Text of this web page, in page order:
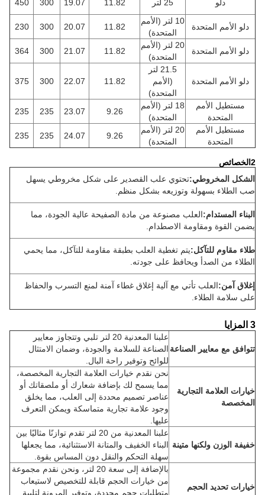
دلو 25 لتر 11.82
19.07
300
450
دلو الأمم المتحدة
10 لتر (الأمم
المتحدة)
11.82
20.07
300
230
دلو الأمم المتحدة
20 لتر (الأمم
المتحدة)
11.82
21.07
300
364
دلو الأمم المتحدة
21.5 لتر
(الأمم
المتحدة)
11.82
22.07
300
375
مستطيل الأمم
المتحدة
18 لتر (الأمم
المتحدة)
9.26
23.07
235
235
مستطيل الأمم
المتحدة
20 لتر (الأمم
المتحدة)
9.26
24.07
235
235
2الخصائص
الشكل المخروطي:تحتوي علب القصدير على شكل مخروطي يسهل
صب الطلاء بسهولة وتوزيعه بشكل منظم.
البناء المستدام:العلب مصنوعة من مادة الصفيحة عالية الجودة، مما
يضمن القوة ومقاومة الاصطدام.
طلاء مقاوم للتآكل:يتم تغطية العلب بطبقة مقاومة للتآكل، مما يحمي
الطلاء من الصدأ ويحافظ على جودته.
إغلاق آمن:العلب تأتي مع آلية إغلاق غطاء آمنة لمنع التسرب والحفاظ
على سلامة الطلاء.
3 المزايا
تتوافق مع معايير الصناعة
علبنا المعدنية 20 لتر تلبي وتتجاوز معايير
الصناعة للسلامة والجودة، وضمان الامتثال
للوائح وتوفير راحة البال.
خيارات العلامة التجارية
المخصصة
نحن نقدم خيارات العلامة التجارية المخصصة،
مما يسمح لك بإضافة شعارك أو ملصقاتك أو
عناصر تصميم محددة إلى العلب، مما يخلق
وجود علامة تجارية متماسكة ويمكن التعرف
عليها.
خفيفة الوزن ولكنها متينة
علبنا المعدنية من 20 لتر تقدم توازنًا مثاليًا بين
البناء الخفيف والمتانة الاستثنائية، مما يجعلها
سهلة التحكم والنقل دون المساس بقوة.
خيارات تحديد الحجم
بالإضافة إلى سعة 20 لتر، ونحن نقدم مجموعة
من خيارات الحجم قابلة للتخصيص لاستيعاب
متطلبات حجم محددة، وتوفير المرونة لتلبية